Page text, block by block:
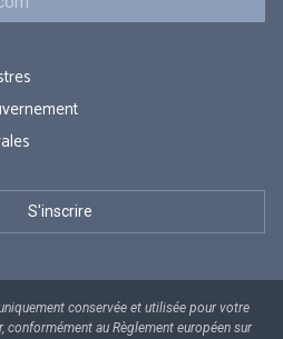
conservée et utilisée pour votre
conformément au Règlement européen sur